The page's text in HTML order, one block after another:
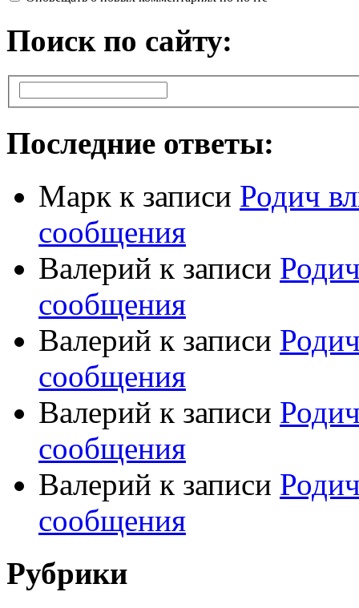
Поиск по сайту:
Последние ответы:
Марк к записи Родич
сообщения
Валерий к записи
сообщения
Валерий к записи
сообщения
Валерий к записи
сообщения
Валерий к записи
сообщения
Рубрики